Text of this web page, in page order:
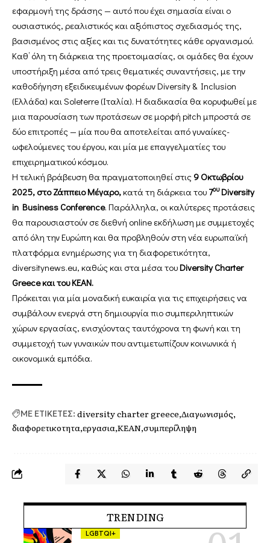
εφαρμογή της δράσης — αυτό που έχει σημασία είναι ο
ουσιαστικός, ρεαλιστικός και αξιόπιστος σχεδιασμός της,
βασισμένος στις αξίες και τις δυνατότητες κάθε οργανισμού.
Καθ’ όλη τη διάρκεια της προετοιμασίας, οι ομάδες θα έχουν
υποστήριξη μέσα από τρεις θεματικές συναντήσεις, με την
καθοδήγηση εξειδικευμένων φορέων Diversity & Inclusion
(Ελλάδα) και Soleterre (Ιταλία). Η διαδικασία θα κορυφωθεί με
μια παρουσίαση των προτάσεων σε μορφή pitch μπροστά σε
δύο επιτροπές — μία που θα αποτελείται από γυναίκες-
ωφελούμενες του έργου, και μία με επαγγελματίες του
επιχειρηματικού κόσμου.
Η τελική βράβευση θα πραγματοποιηθεί στις 9 Οκτωβρίου
2025, στο Ζάππειο Μέγαρο,κατά τη διάρκεια του 7ουDiversity
in Business Conference. Παράλληλα, οι καλύτερες προτάσεις
θα παρουσιαστούν σε διεθνή online εκδήλωση με συμμετοχές
από όλη την Ευρώπη και θα προβληθούν στη νέα ευρωπαϊκή
πλατφόρμα ενημέρωσης για τη διαφορετικότητα,
diversitynews.eu, καθώς και στα μέσα τουDiversity Charter
Greece και του ΚΕΑΝ.
Πρόκειται για μία μοναδική ευκαιρία για τις επιχειρήσεις να
συμβάλουν ενεργά στη δημιουργία πιο συμπεριληπτικών
χώρων εργασίας, ενισχύοντας ταυτόχρονα τη φωνή και τη
συμμετοχή των γυναικών που αντιμετωπίζουν κοινωνικά ή
οικονομικά εμπόδια.
ΜΕ ΕΤΙΚΕΤΕΣ: diversity charter greece Διαγωνισμός
διαφορετικοτητα εργασια ΚΕΑΝ συμπερίληψη
TRENDING
LGBTQI+